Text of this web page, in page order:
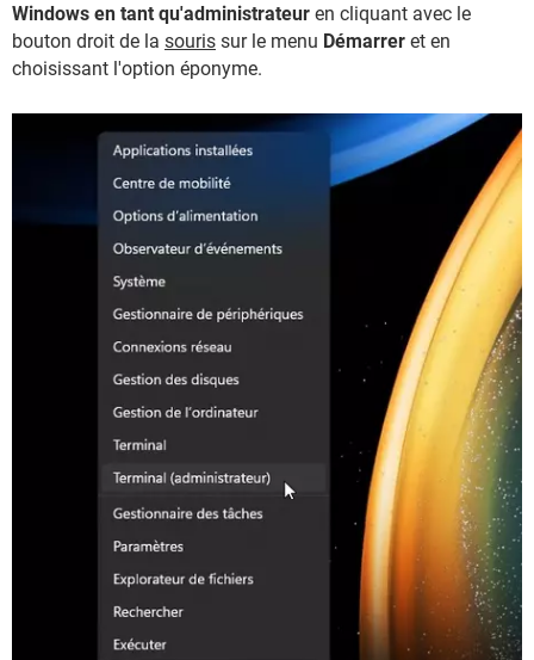
Windows en tant qu'administrateur en cliquant avec le
bouton droit de la souris sur le menu Démarrer et en
choisissant l'option éponyme.